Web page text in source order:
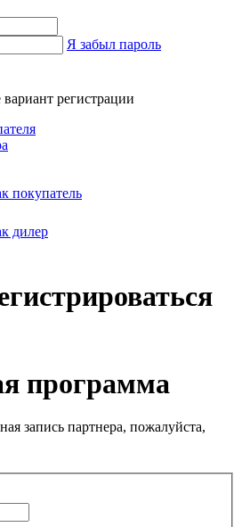
Я забыл пароль
регистрации
покупатель
дилер
программа
запись партнера, пожалуйста,